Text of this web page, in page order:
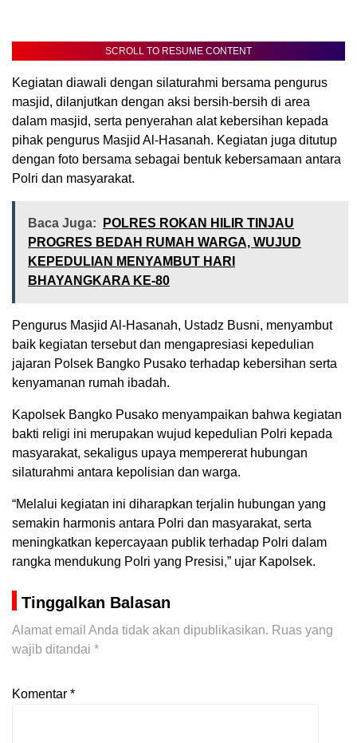
SCROLL TO RESUME CONTENT
Kegiatan diawali dengan silaturahmi bersama pengurus
masjid, dilanjutkan dengan aksi bersih-bersih di area
dalam masjid, serta penyerahan alat kebersihan kepada
pihak pengurus Masjid Al-Hasanah. Kegiatan juga ditutup
dengan foto bersama sebagai bentuk kebersamaan antara
Polri dan masyarakat.
Baca Juga:
POLRES ROKAN HILIR TINJAU
PROGRES BEDAH RUMAH WARGA, WUJUD
KEPEDULIAN MENYAMBUT HARI
BHAYANGKARA KE-80
Pengurus Masjid Al-Hasanah, Ustadz Busni, menyambut
baik kegiatan tersebut dan mengapresiasi kepedulian
jajaran Polsek Bangko Pusako terhadap kebersihan serta
kenyamanan rumah ibadah.
Kapolsek Bangko Pusako menyampaikan bahwa kegiatan
bakti religi ini merupakan wujud kepedulian Polri kepada
masyarakat, sekaligus upaya mempererat hubungan
silaturahmi antara kepolisian dan warga.
“Melalui kegiatan ini diharapkan terjalin hubungan yang
semakin harmonis antara Polri dan masyarakat, serta
meningkatkan kepercayaan publik terhadap Polri dalam
rangka mendukung Polri yang Presisi,” ujar Kapolsek.
Tinggalkan Balasan
Alamat email Anda tidak akan dipublikasikan. Ruas yang
wajib ditandai *
Komentar *